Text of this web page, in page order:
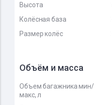
Высота
Колёсная база
Размер колёс
Объём и масса
Объем багажника мин/
макс, л